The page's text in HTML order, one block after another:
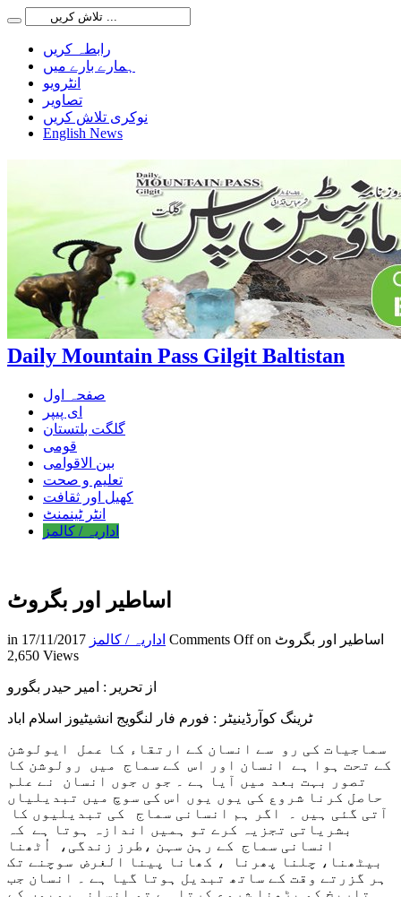
رابطہ کریں
ہمارے بارے میں
انٹرویو
تصاویر
نوکری تلاش کریں
English News
Daily Mountain Pass Gilgit Baltistan
صفحہ اول
ای پیپر
گلگت بلتستان
قومی
بین الاقوامی
تعلیم و صحت
کھیل اور ثقافت
انٹر ٹینمنٹ
اداریہ / کالمز
اساطیر اور بگروٹ
in اداریہ / کالمز 17/11/2017 Comments Off
on اساطیر اور بگروٹ
2,650 Views
از تحریر : امیر حیدر بگورو
ٹرینگ کوآرڈینیٹر : فورم فار لنگویج انشیٹیوز اسلام اباد
سماجیات کی رو سے انسان کے ارتقاء کا عمل ایولوشن
کے تحت ہوا ہے انسان اور اس کے سماج میں رولوشن کا
تصور بہت بعد میں آیا ہے ۔ جو ں جوں انسان نے علم
حاصل کرنا شروع کی یوں یوں اس کی سوچ میں تبدیلیاں
آتی گئی ہیں ۔ اگر ہم انسانی سماج کی تبدیلیوں کا
بشریاتی تجزیہ کرے تو ہمیں اندازہ ہوتا ہے کہ
انسانی سماج کے رہن سہن ،طرز زندگی، اُٹھنا
بیٹھنا، چلنا پھرنا ، کھانا پینا الغرض سوچنے تک
ہر گزرتے وقت کے ساتھ تبدیل ہوتا گیا ہے ۔ انسان جب
تاریخ کو پڑھنا شروع کرتا ہے تو انسانی رویوں کے